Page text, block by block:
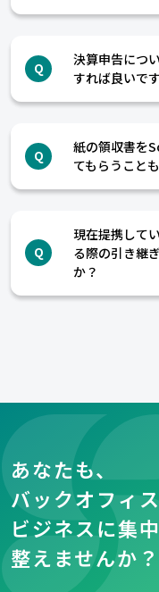
Q
決算申告につ
すれば良いで
Q
紙の領収書を
てもらうこと
Q
現在提携して
る際の引き継
か？
あなたも、
バックオフィ
ビジネスに集
整えませんか？